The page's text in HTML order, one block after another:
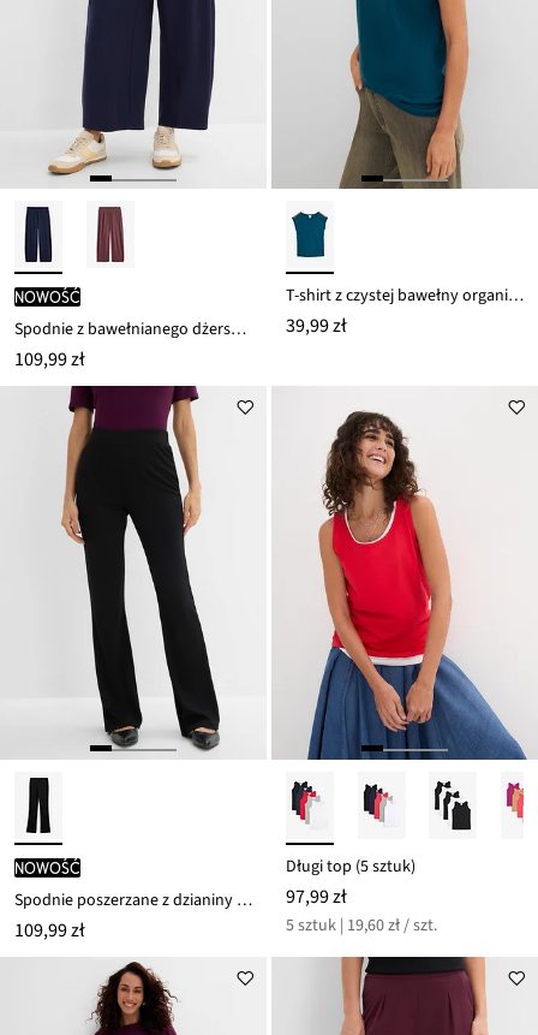
nowość
Spodnie z bawełnianego dżerseju Interlock
109,99 zł
T-shirt z czystej bawełny organicznej
39,99 zł
nowość
Spodnie poszerzane z dzianiny punto di roma
109,99 zł
Długi top (5 sztuk)
97,99 zł
5 sztuk | 19,60 zł / szt.